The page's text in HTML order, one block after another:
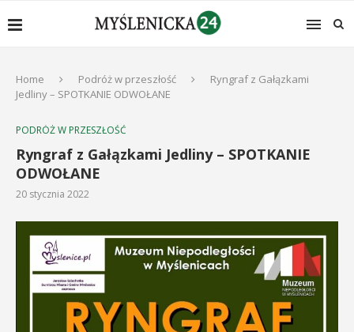
Home Podróż w przeszłość
Ryngraf z Gałązkami
Jedliny – SPOTKANIE ODWOŁANE
PODRÓŻ W PRZESZŁOŚĆ
Ryngraf z Gałązkami Jedliny – SPOTKANIE
ODWOŁANE
20 stycznia 2022